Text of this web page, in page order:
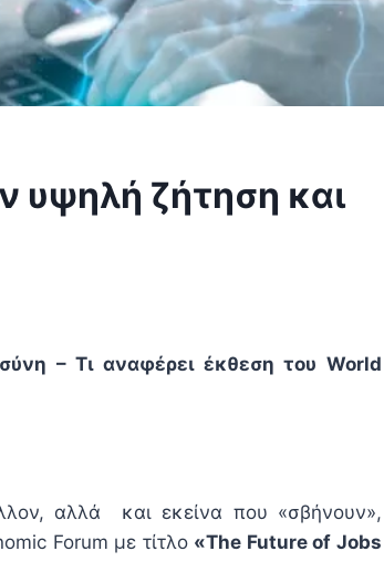
υψηλή ζήτηση και
– Τι αναφέρει έκθεση του World
αλλά και εκείνα που «σβήνουν»,
Forum με τίτλο «The Future of Jobs